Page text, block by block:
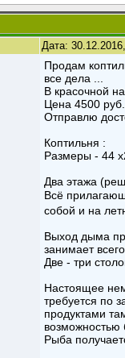
Дата:
Продам
все дела ...
В красочной
Цена 4500 руб.
Отправлю
Коптильня :
Размеры - 44
Два этажа
Всё
собой и на
Выход дыма
занимает
Две - три
Настоящее
требуется по
продуктами
возможностью
Рыба